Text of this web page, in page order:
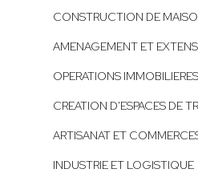
CONSTRUCTION DE
AMENAGEMENT ET
OPERATIONS IMMOBILIERES
CREATION D'ESPACES DE
ARTISANAT ET
INDUSTRIE ET LOGISTIQUE